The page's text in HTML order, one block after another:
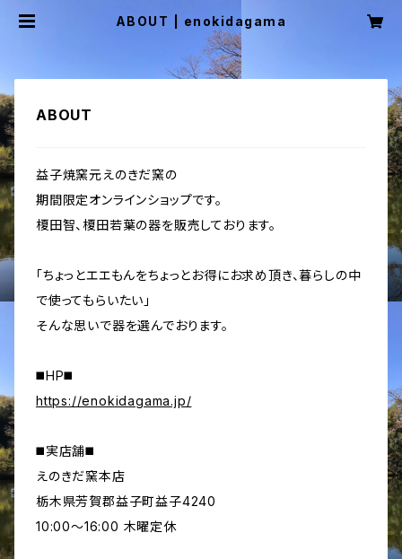
ABOUT | enokidagama
ABOUT
益子焼窯元えのきだ窯の
期間限定オンラインショップです。
榎田智、榎田若葉の器を販売しております。
「ちょっとエエもんをちょっとお得にお求め頂き、暮らしの中
で使ってもらいたい」
そんな思いで器を選んでおります。
◼️HP◼️
https://enokidagama.jp/
◼️実店舗◼️
えのきだ窯本店
栃木県芳賀郡益子町益子4240
10:00〜16:00 木曜定休